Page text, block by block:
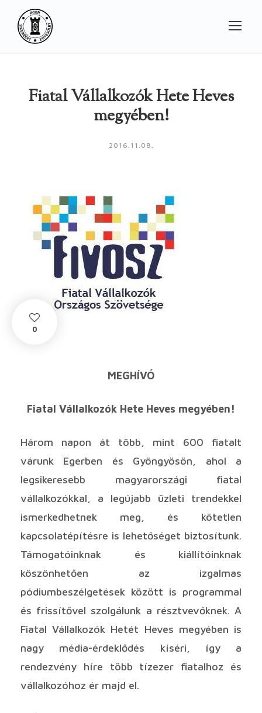
Fiatal Vállalkozók Hete Heves
megyében!
2016.11.08.
0
MEGHÍVÓ
Fiatal Vállalkozók Hete Heves megyében!
Három napon át több, mint 600 fiatalt
várunk Egerben és Gyöngyösön, ahol a
legsikeresebb magyarországi fiatal
vállalkozókkal, a legújabb üzleti trendekkel
ismerkedhetnek meg, és kötetlen
kapcsolatépítésre is lehetőséget biztosítunk.
Támogatóinknak és kiállítóinknak
köszönhetően az izgalmas
pódiumbeszélgetések között is programmal
és frissítővel szolgálunk a résztvevőknek. A
Fiatal Vállalkozók Hetét Heves megyében is
nagy média-érdeklődés kíséri, így a
rendezvény híre több tízezer fiatalhoz és
vállalkozóhoz ér majd el.